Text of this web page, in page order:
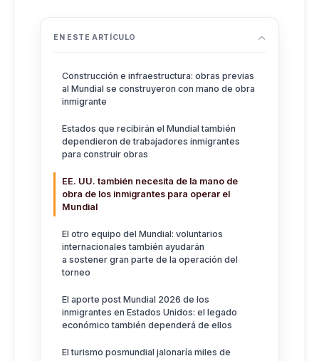
EN ESTE ARTÍCULO
Construcción e infraestructura: obras previas
al Mundial se construyeron con mano de obra
inmigrante
Estados que recibirán el Mundial también
dependieron de trabajadores inmigrantes
para construir obras
EE. UU. también necesita de la mano de
obra de los inmigrantes para operar el
Mundial
El otro equipo del Mundial: voluntarios
internacionales también ayudarán
a sostener gran parte de la operación del
torneo
El aporte post Mundial 2026 de los
inmigrantes en Estados Unidos: el legado
económico también dependerá de ellos
El turismo posmundial jalonaría miles de